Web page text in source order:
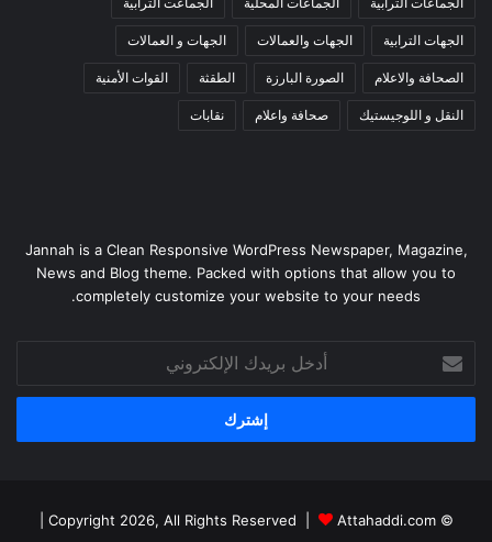
الجهات الترابية الجهات والعمالات الجهات و العمالات
الصحافة والاعلام الصورة البارزة الطقثة القوات الأمنية
النقل و اللوجيستيك صحافة واعلام نقابات
Jannah is a Clean Responsive WordPress Newspaper, Magazine,
News and Blog theme. Packed with options that allow you to
completely customize your website to your needs.
بريدك
الإلكتروني
© Copyright 2026, All Rights Reserved |
Attahaddi.com